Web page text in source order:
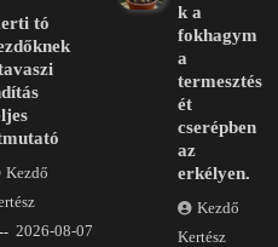
tó
Kezdő
2026-08-07
k a
fokhagym
a
termesztés
ét
cserépben
az
erkélyen.
Kezdő
Kertész